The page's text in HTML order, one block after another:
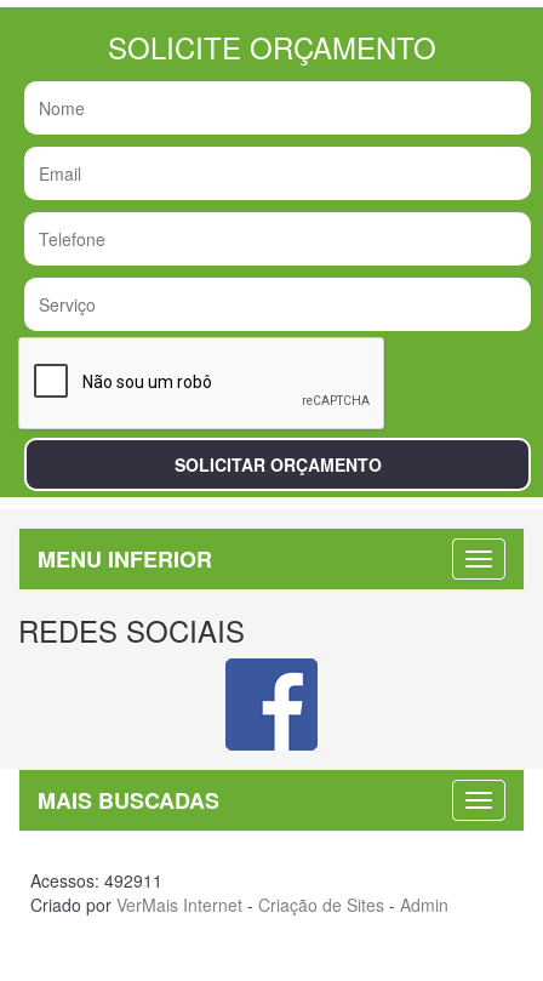
SOLICITE ORÇAMENTO
MENU INFERIOR
REDES SOCIAIS
MAIS BUSCADAS
Acessos: 492911
Criado por VerMais Internet - Criação de Sites - Admin